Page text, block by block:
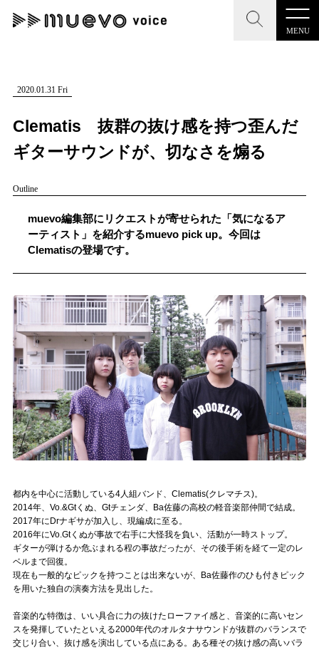
MENU
CLOSE
記事を検索する
人気ワード
#男性SSW #ポップス #女性SSW #ロック
#男性シンガー #HR/HM
CLOSE
"読者の声を形にする”音楽特化メディア
MENU
記事一覧
プレスリリース一覧
会社概要
お問い合わせ
記事リクエスト
ログイン
LINK
muevoクラウドファンディング
ぶいクラ！by muevo
ぶいコミュ！by muevo
ぶいマガ！ by muevo
Follow us
Official SNS
2020.01.31 Fri
Clematis 抜群の抜け感を持つ歪んだ
ギターサウンドが、切なさを煽る
Outline
muevo編集部にリクエストが寄せられた「気になるア
ーティスト」を紹介するmuevo pick up。今回は
Clematisの登場です。
都内を中心に活動している4人組バンド、Clematis(クレマチス)。
2014年、Vo.&Gtくぬ、Gtチェンダ、Ba佐藤の高校の軽音楽部仲間で結成。
2017年にDrナギサが加入し、現編成に至る。
2016年にVo.Gtくぬが事故で右手に大怪我を負い、活動が一時ストップ。
ギターが弾けるか危ぶまれる程の事故だったが、その後手術を経て一定のレ
ベルまで回復。
現在も一般的なピックを持つことは出来ないが、Ba佐藤作のひも付きピック
を用いた独自の演奏方法を見出した。
音楽的な特徴は、いい具合に力の抜けたローファイ感と、音楽的に高いセン
スを発揮していたといえる2000年代のオルタナサウンドが抜群のバランスで
交じり合い、抜け感を演出している点にある。ある種その抜け感の高いバラ